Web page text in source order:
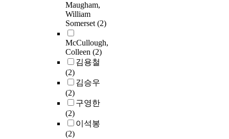
Maugham,
William
Somerset(2)
McCullough,
Colleen (2)
김용철
(2)
김승우
(2)
구영한
(2)
이석봉
(2)